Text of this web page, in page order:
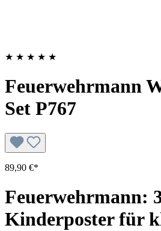
★ ★ ★ ★ ★
Feuerwehrmann
Set P767
89,90 €*
Feuerwehrmann:
Kinderposter für